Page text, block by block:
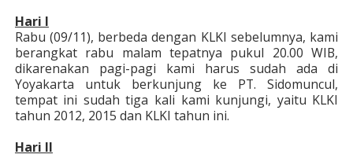
Hari I
Rabu (09/11), berbeda dengan KLKI sebelumnya, kami
berangkat rabu malam tepatnya pukul 20.00 WIB,
dikarenakan pagi-pagi kami harus sudah ada di
Yoyakarta untuk berkunjung ke PT. Sidomuncul,
tempat ini sudah tiga kali kami kunjungi, yaitu KLKI
tahun 2012, 2015 dan KLKI tahun ini.
Hari II